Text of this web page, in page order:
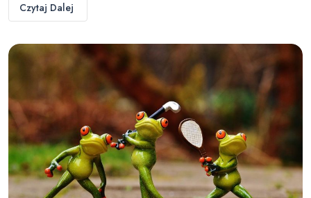
Czytaj Dalej